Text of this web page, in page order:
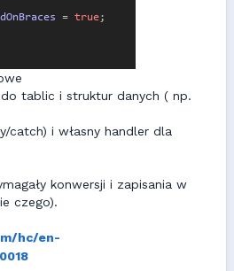
tablic i struktur danych ( np.
catch) i własny handler dla
konwersji i zapisania w
czego).
hc/en-